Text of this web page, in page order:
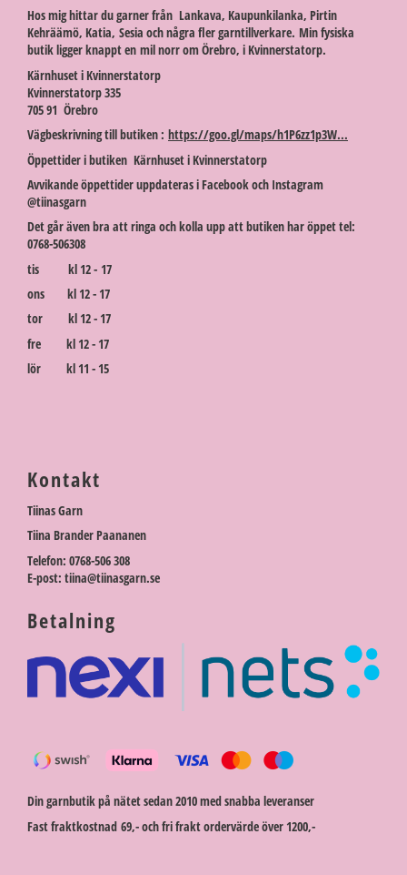
Hos mig hittar du garner från Lankava, Kaupunkilanka, Pirtin
Kehräämö, Katia, Sesia och några fler garntillverkare. Min fysiska
butik ligger knappt en mil norr om Örebro, i Kvinnerstatorp.
Kärnhuset i Kvinnerstatorp
Kvinnerstatorp 335
705 91 Örebro
Vägbeskrivning till butiken : https://goo.gl/maps/h1P6zz1p3W...
Öppettider i butiken Kärnhuset i Kvinnerstatorp
Avvikande öppettider uppdateras i Facebook och Instagram
@tiinasgarn
Det går även bra att ringa och kolla upp att butiken har öppet tel:
0768-506308
tis kl 12 - 17
ons kl 12 - 17
tor kl 12 - 17
fre kl 12 - 17
lör kl 11 - 15
Kontakt
Tiinas Garn
Tiina Brander Paananen
Telefon: 0768-506 308
E-post: tiina@tiinasgarn.se
Betalning
Din garnbutik på nätet sedan 2010 med snabba leveranser
Fast fraktkostnad 69,- och fri frakt ordervärde över 1200,-